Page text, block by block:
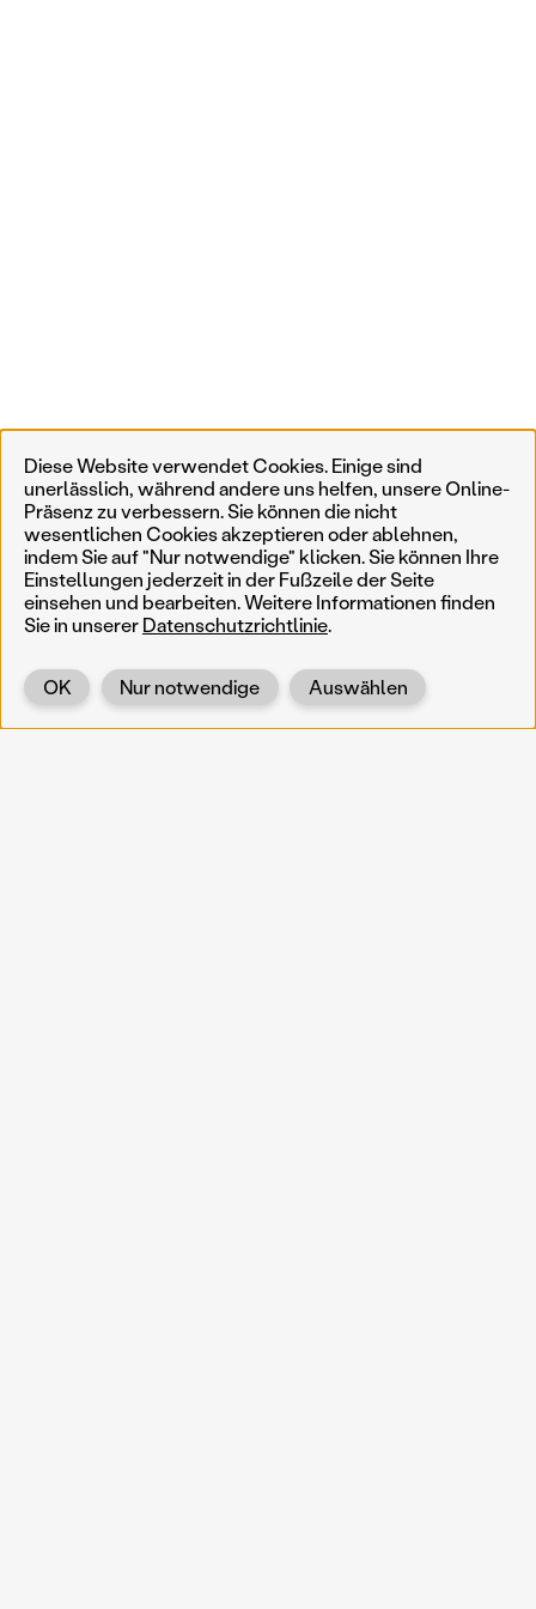
Zurück
Diese Website verwendet Cookies. Einige sind
unerlässlich, während andere uns helfen, unsere Online-
Präsenz zu verbessern. Sie können die nicht
wesentlichen Cookies akzeptieren oder ablehnen,
indem Sie auf "Nur notwendige" klicken. Sie können Ihre
Einstellungen jederzeit in der Fußzeile der Seite
einsehen und bearbeiten. Weitere Informationen finden
Sie in unsererDatenschutzrichtlinie.
Auswählen
Nur notwendige
OK